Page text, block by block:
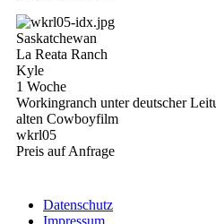
Saskatchewan
La Reata Ranch
Kyle
1 Woche
Workingranch unter deutscher
alten Cowboyfilm
wkrl05
Preis auf Anfrage
Datenschutz
Impressum